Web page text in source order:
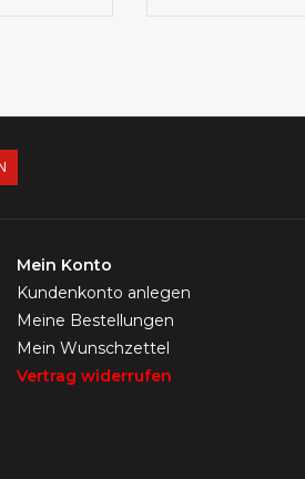
Mein Konto
Kundenkonto anlegen
Meine Bestellungen
Mein Wunschzettel
Vertrag widerrufen